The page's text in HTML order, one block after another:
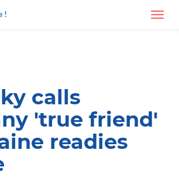
!
calls
'true friend'
readies